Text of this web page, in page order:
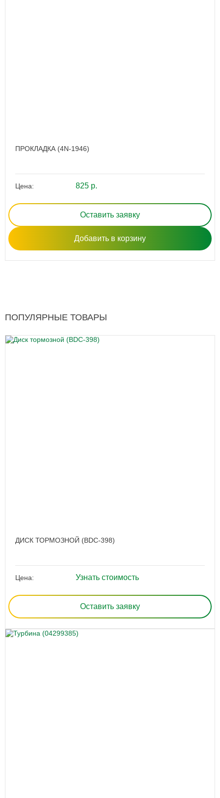
ПРОКЛАДКА (4N-1946)
Цена: 825 р.
Оставить заявку
Добавить в корзину
ПОПУЛЯРНЫЕ ТОВАРЫ
ДИСК ТОРМОЗНОЙ (BDC-398)
Цена: Узнать стоимость
Оставить заявку